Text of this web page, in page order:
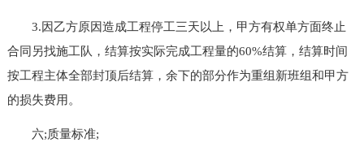
3.因乙方原因造成工程停工三天以上，甲方有权单方面终止
合同另找施工队，结算按实际完成工程量的60%结算，结算时间
按工程主体全部封顶后结算，余下的部分作为重组新班组和甲方
的损失费用。
六;质量标准;